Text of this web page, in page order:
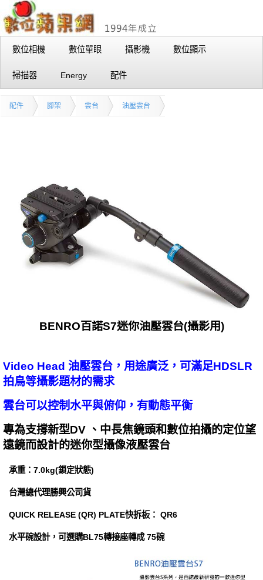
數位相機 數位單眼 攝影機 數位顯示
掃描器 Energy 配件
配件 腳架 雲台 油壓雲台
BENRO百諾S7迷你油壓雲台(攝影用)
Video Head 油壓雲台，用途廣泛，可滿足HDSLR
拍鳥等攝影題材的需求
雲台可以控制水平與俯仰，有動態平衡
專為支撐新型DV 、中長焦鏡頭和數位拍攝的定位望
遠鏡而設計的迷你型攝像液壓雲台
承重：7.0kg(鎖定狀態)
台灣總代理勝興公司貨
QUICK RELEASE (QR) PLATE快拆板： QR6
水平碗設計，可選購BL75轉接座轉成 75碗